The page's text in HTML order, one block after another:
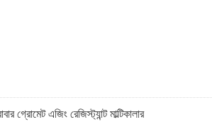
গ্রোমেট এজিং রেজিস্ট্যান্ট মাল্টিকালার